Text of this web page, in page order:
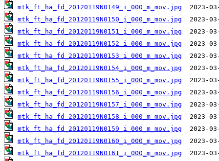
mtk_ft_ha_fd_20120119N0149_i_000_m_mov.jpg
mtk_ft_ha_fd_20120119N0150_i_000_m_mov.jpg
mtk_ft_ha_fd_20120119N0151_i_000_m_mov.jpg
mtk_ft_ha_fd_20120119N0152_i_000_m_mov.jpg
mtk_ft_ha_fd_20120119N0153_i_000_m_mov.jpg
mtk_ft_ha_fd_20120119N0154_i_000_m_mov.jpg
mtk_ft_ha_fd_20120119N0155_i_000_m_mov.jpg
mtk_ft_ha_fd_20120119N0156_i_000_m_mov.jpg
mtk_ft_ha_fd_20120119N0157_i_000_m_mov.jpg
mtk_ft_ha_fd_20120119N0158_i_000_m_mov.jpg
mtk_ft_ha_fd_20120119N0159_i_000_m_mov.jpg
mtk_ft_ha_fd_20120119N0160_i_000_m_mov.jpg
mtk_ft_ha_fd_20120119N0161_i_000_m_mov.jpg